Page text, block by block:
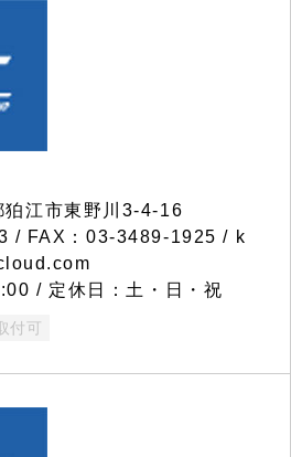
江市東野川3-4-16
/ FAX：03-3489-1925 / k
/ 定休日：土・日・祝
付可